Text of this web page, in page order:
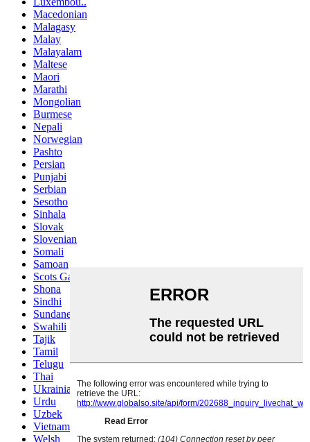
Macedonian
Malagasy
Malay
Malayalam
Maltese
Maori
Marathi
Mongolian
Burmese
Nepali
Norwegian
Pashto
Persian
Punjabi
Serbian
Sesotho
Sinhala
Slovak
Slovenian
Somali
Samoan
Scots Gaelic
Shona
Sindhi
Sundanese
Swahili
Tajik
Tamil
Telugu
Thai
Ukrainian
Urdu
Uzbek
Vietnamese
Welsh